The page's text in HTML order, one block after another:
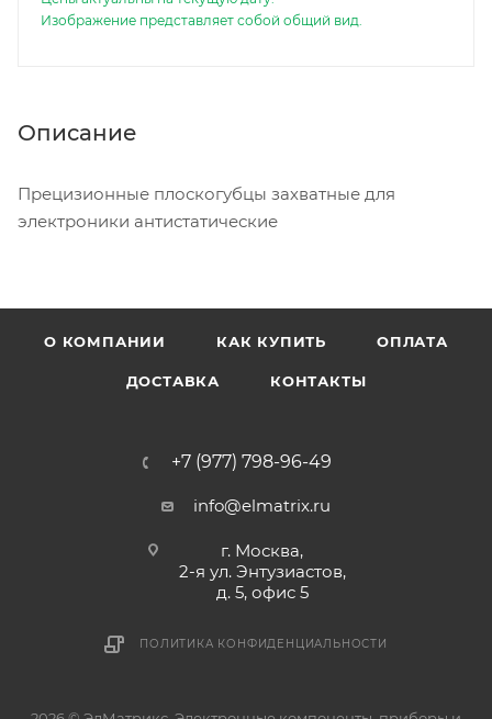
Изображение представляет собой общий вид.
Описание
Прецизионные плоскогубцы захватные для
электроники антистатические
О КОМПАНИИ КАК КУПИТЬ ОПЛАТА
ДОСТАВКА КОНТАКТЫ
+7 (977) 798-96-49
info@elmatrix.ru
г. Москва,
2-я ул. Энтузиастов,
д. 5, офис 5
ПОЛИТИКА КОНФИДЕНЦИАЛЬНОСТИ